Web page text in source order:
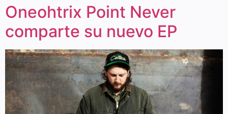
Oneohtrix Point Never
comparte su nuevo EP